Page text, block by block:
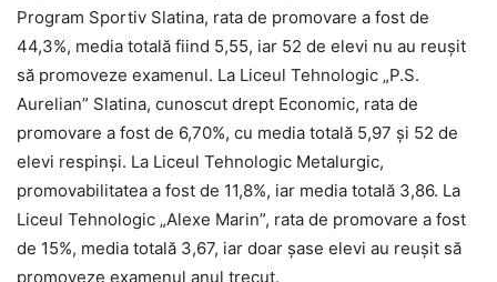
Program Sportiv Slatina, rata de promovare a fost de
44,3%, media totală fiind 5,55, iar 52 de elevi nu au reușit
să promoveze examenul. La Liceul Tehnologic „P.S.
Aurelian” Slatina, cunoscut drept Economic, rata de
promovare a fost de 6,70%, cu media totală 5,97 și 52 de
elevi respinși. La Liceul Tehnologic Metalurgic,
promovabilitatea a fost de 11,8%, iar media totală 3,86. La
Liceul Tehnologic „Alexe Marin”, rata de promovare a fost
de 15%, media totală 3,67, iar doar șase elevi au reușit să
promoveze examenul anul trecut.